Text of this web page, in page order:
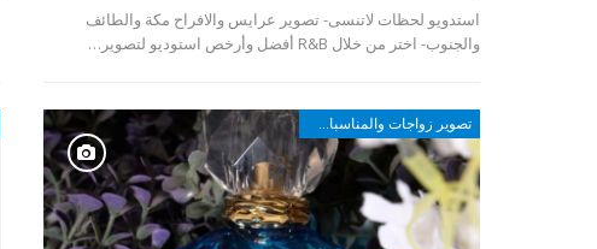
استدويو لحظات لاتنسى- تصوير عرايس والافراح مكة والطائف
والجنوب- اختر من خلال R&B أفضل وأرخص استوديو لتصوير…